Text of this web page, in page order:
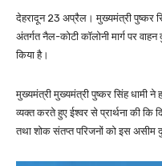
देहरादून 23 अप्रैल। मुख्यमंत्री पुष्कर
अंतर्गत नैल-कोटी कॉलोनी मार्ग पर
किया है।
मुख्यमंत्री मुख्यमंत्री पुष्कर सिंह धामी ने
व्यक्त करते हुए ईश्वर से प्रार्थना की
तथा शोक संतप्त परिजनों को इस असीम